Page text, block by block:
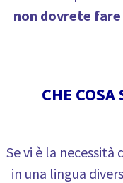
non dovrete
CHE
Se vi è la necessità
in una lingua